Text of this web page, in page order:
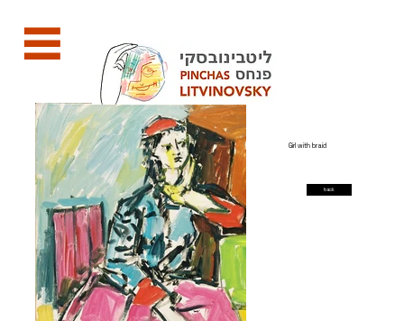
Girl with braid
back